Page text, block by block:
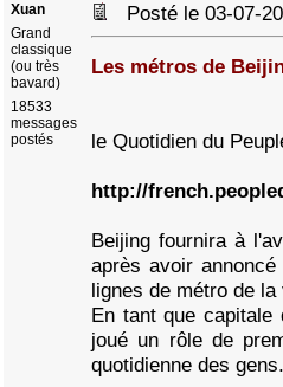
Xuan
Grand
classique
(ou très
bavard)
18533
messages
postés
Posté le 03-07-
Les métros de
le Quotidien du
http://
Beijing fournira à
après avoir
lignes de métro de la
En tant que
joué un rôle de
quotidienne des gens.